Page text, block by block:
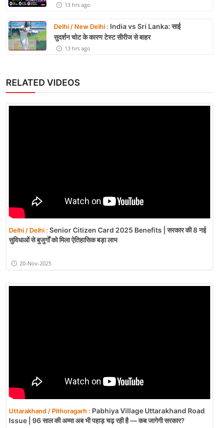
13 hrs ago
Delhi / New Delhi : India vs Sri Lanka: साई
सुदर्शन चोट के कारण टेस्ट सीरीज से बाहर
13 hrs ago
RELATED VIDEOS
Delhi / Delhi : Senior Citizen Card 2025 Benefits | सरकार की 8 नई
सुविधाओं से बुजुर्गों को मिला ऐतिहासिक बड़ा लाभ
20-Nov-2025
Uttarakhand / Pithoragarh : Pabhiya Village Uttarakhand Road
Issue | 96 साल की अम्मा अब भी पहाड़ चढ़ रही है — कब जागेगी सरकार?